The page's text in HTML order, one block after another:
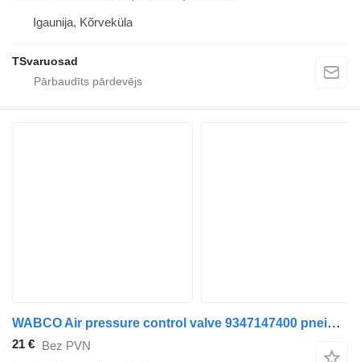
Igaunija, Kõrveküla
TSvaruosad
WABCO Air pressure control valve 9347147400 pneimatiskais vārsts paredzēts Volvo FM9 vilcēja
21 € Bez PVN